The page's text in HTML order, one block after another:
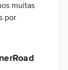
muitas
por